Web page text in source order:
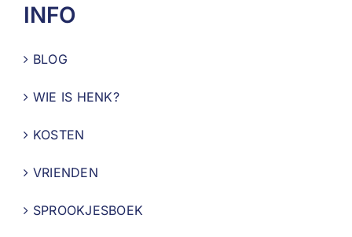
INFO
BLOG
WIE IS HENK?
KOSTEN
VRIENDEN
SPROOKJESBOEK